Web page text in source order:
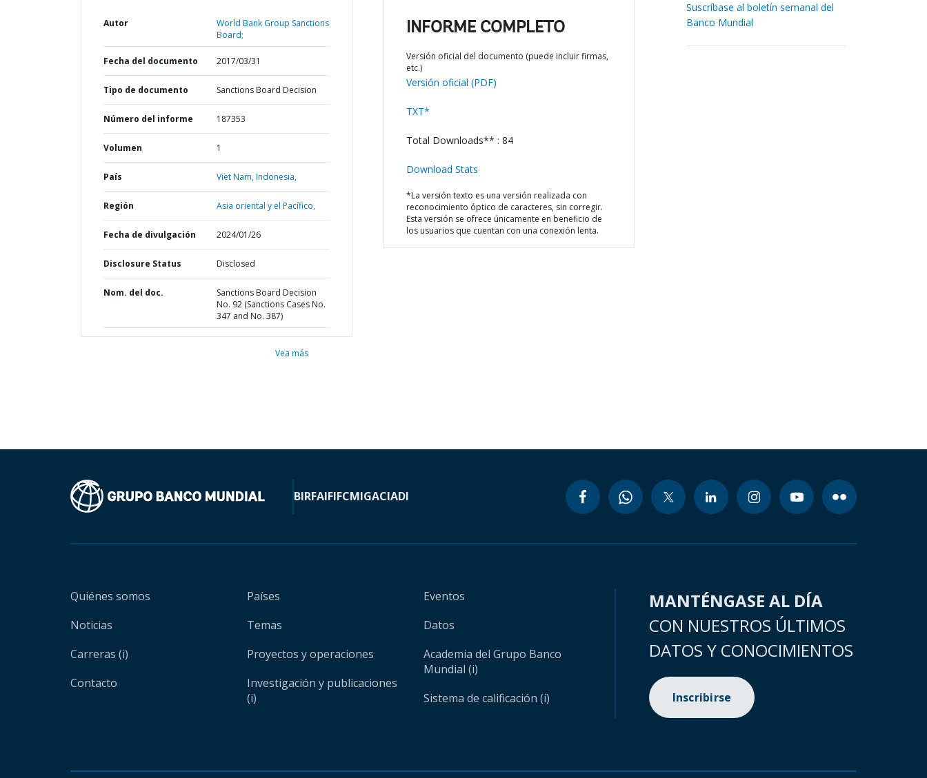
Autor
World Bank Group Sanctions
Board;
Fecha del documento 2017/03/31
Tipo de documento Sanctions Board Decision
Número del informe 187353
Volumen 1
País Viet Nam,Indonesia,
Región Asia oriental y el Pacífico,
Fecha de divulgación 2024/01/26
Disclosure Status Disclosed
Nom. del doc.
Sanctions Board Decision
No. 92 (Sanctions Cases No.
347 and No. 387)
Vea más
INFORME COMPLETO
Versión oficial del documento (puede incluir firmas,
etc.)
Versión oficial (PDF)
TXT*
Total Downloads** : 84
Download Stats
*La versión texto es una versión realizada con
reconocimiento óptico de caracteres, sin corregir.
Esta versión se ofrece únicamente en beneficio de
los usuarios que cuentan con una conexión lenta.
Suscríbase al boletín semanal del
Banco Mundial
BIRFAIFIFCMIGACIADI
Quiénes somos
Noticias
Carreras (i)
Contacto
Países
Temas
Proyectos y operaciones
Investigación y publicaciones
(i)
Eventos
Datos
Academia del Grupo Banco
Mundial (i)
Sistema de calificación (i)
MANTÉNGASE AL DÍA
CON NUESTROS ÚLTIMOS
DATOS Y CONOCIMIENTOS
Inscribirse